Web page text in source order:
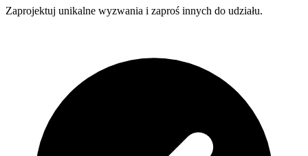
Zaprojektuj unikalne wyzwania i zaproś innych do udziału.